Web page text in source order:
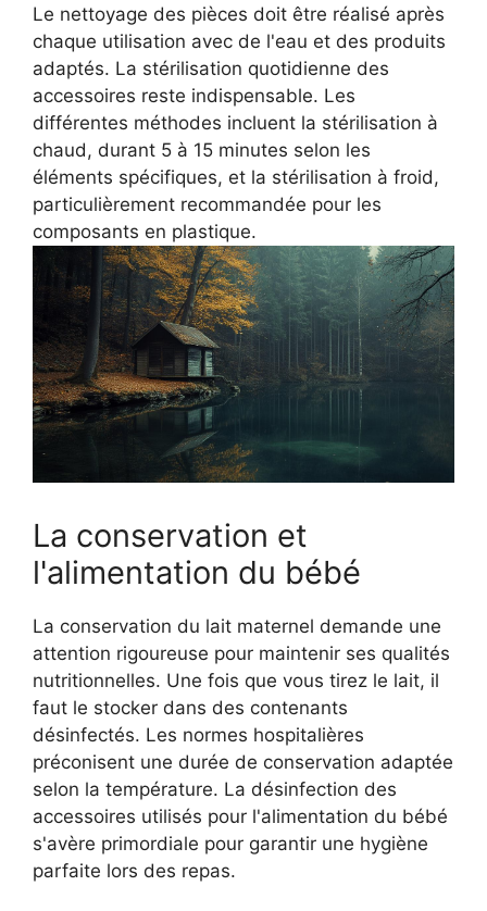
Le nettoyage des pièces doit être réalisé après
chaque utilisation avec de l'eau et des produits
adaptés. La stérilisation quotidienne des
accessoires reste indispensable. Les
différentes méthodes incluent la stérilisation à
chaud, durant 5 à 15 minutes selon les
éléments spécifiques, et la stérilisation à froid,
particulièrement recommandée pour les
composants en plastique.
La conservation et
l'alimentation du bébé
La conservation du lait maternel demande une
attention rigoureuse pour maintenir ses qualités
nutritionnelles. Une fois que vous tirez le lait, il
faut le stocker dans des contenants
désinfectés. Les normes hospitalières
préconisent une durée de conservation adaptée
selon la température. La désinfection des
accessoires utilisés pour l'alimentation du bébé
s'avère primordiale pour garantir une hygiène
parfaite lors des repas.